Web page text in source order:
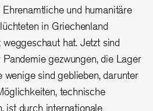
und humanitäre
in Griechenland
hat. Jetzt sind
gezwungen, die Lager
wenige sind geblieben, darunter
technische
ist durch internationale